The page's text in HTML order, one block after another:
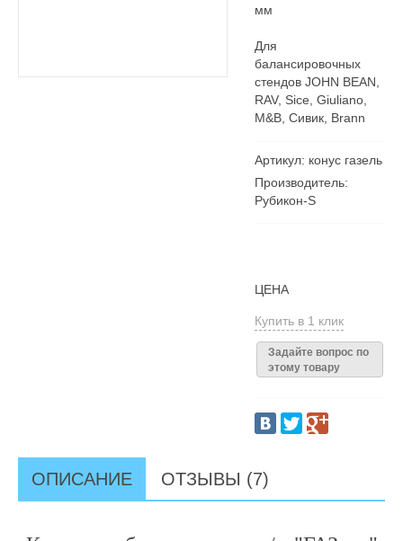
мм
Для
балансировочных
стендов JOHN BEAN,
RAV, Sice, Giuliano,
M&B, Сивик, Brann
Артикул: конус газель
Производитель:
Рубикон-S
ЦЕНА
Купить в 1 клик
Задайте вопрос по
этому товару
ОПИСАНИЕ ОТЗЫВЫ (7)